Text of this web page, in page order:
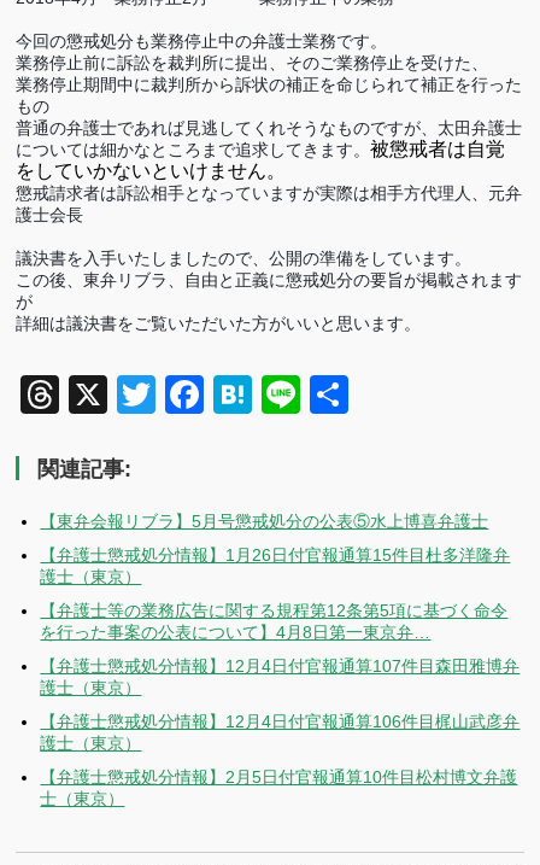
今回の懲戒処分も業務停止中の弁護士業務です。
業務停止前に訴訟を裁判所に提出、そのご業務停止を受けた、
業務停止期間中に裁判所から訴状の補正を命じられて補正を行った
もの
普通の弁護士であれば見逃してくれそうなものですが、太田弁護士
については細かなところまで追求してきます。被懲戒者は自覚
をしていかないといけません。
懲戒請求者は訴訟相手となっていますが実際は相手方代理人、元弁
護士会長
議決書を入手いたしましたので、公開の準備をしています。
この後、東弁リブラ、自由と正義に懲戒処分の要旨が掲載されます
が
詳細は議決書をご覧いただいた方がいいと思います。
Threads
X TwitterFacebook
Hatena
Line
関連記事:
【東弁会報リブラ】5月号懲戒処分の公表⑤水上博喜弁護士
【弁護士懲戒処分情報】1月26日付官報通算15件目杜多洋隆弁
護士（東京）
【弁護士等の業務広告に関する規程第12条第5項に基づく命令
を行った事案の公表について】4月8日第一東京弁…
【弁護士懲戒処分情報】12月4日付官報通算107件目森田雅博弁
護士（東京）
【弁護士懲戒処分情報】12月4日付官報通算106件目梶山武彦弁
護士（東京）
【弁護士懲戒処分情報】2月5日付官報通算10件目松村博文弁護
士（東京）